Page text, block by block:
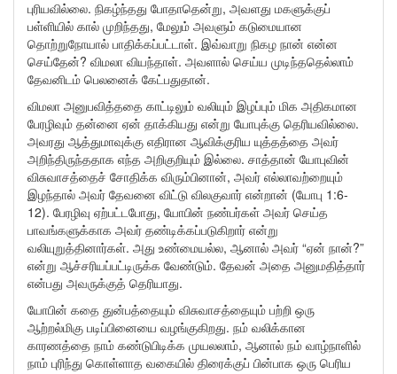
புரியவில்லை. நிகழ்ந்தது போதாதென்று, அவளது மகளுக்குப்
பள்ளியில் கால் முறிந்தது, மேலும் அவளும் கடுமையான
தொற்றுநோயால் பாதிக்கப்பட்டாள். இவ்வாறு நிகழ நான் என்ன
செய்தேன்? விமலா வியந்தாள். அவளால் செய்ய முடிந்ததெல்லாம்
தேவனிடம் பெலனைக் கேட்பதுதான்.
விமலா அனுபவித்ததை காட்டிலும் வலியும் இழப்பும் மிக அதிகமான
பேரழிவும் தன்னை ஏன் தாக்கியது என்று யோபுக்கு தெரியவில்லை.
அவரது ஆத்துமாவுக்கு எதிரான ஆவிக்குரிய யுத்தத்தை அவர்
அறிந்திருந்ததாக எந்த அறிகுறியும் இல்லை. சாத்தான் யோபுவின்
விசுவாசத்தைச் சோதிக்க விரும்பினான், அவர் எல்லாவற்றையும்
இழந்தால் அவர் தேவனை விட்டு விலகுவார் என்றான் (யோபு 1:6-
12). பேரழிவு ஏற்பட்டபோது, யோபின் நண்பர்கள் அவர் செய்த
பாவங்களுக்காக அவர் தண்டிக்கப்படுகிறார் என்று
வலியுறுத்தினார்கள். அது உண்மையல்ல, ஆனால் அவர் “ஏன் நான்?”
என்று ஆச்சரியப்பட்டிருக்க வேண்டும். தேவன் அதை அனுமதித்தார்
என்பது அவருக்குத் தெரியாது.
யோபின் கதை துன்பத்தையும் விசுவாசத்தையும் பற்றி ஒரு
ஆற்றல்மிகு படிப்பினையை வழங்குகிறது. நம் வலிக்கான
காரணத்தை நாம் கண்டுபிடிக்க முயலலாம், ஆனால் நம் வாழ்நாளில்
நாம் புரிந்து கொள்ளாத வகையில் திரைக்குப் பின்பாக ஒரு பெரிய